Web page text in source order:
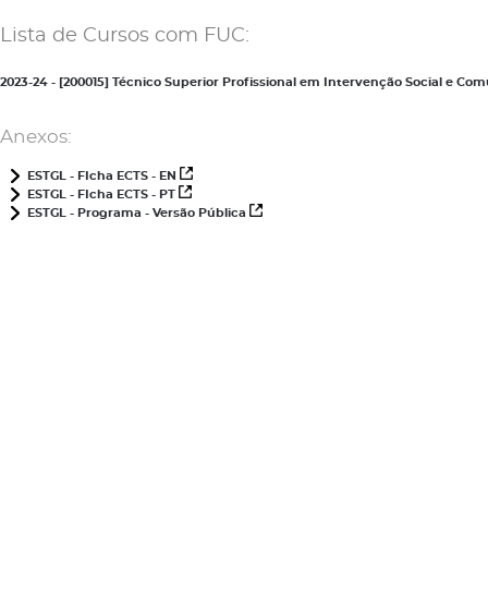
Lista de Cursos com FUC:
2023-24 - [200015] Técnico Superior Profissional em Intervenção Social e
Anexos:
ESTGL - FIcha ECTS - EN
ESTGL - FIcha ECTS - PT
ESTGL - Programa - Versão Pública